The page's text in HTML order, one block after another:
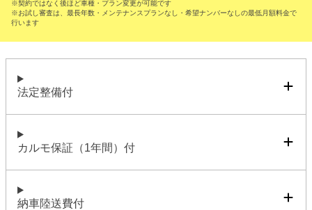
※契約ではなく後ほど車種・プラン変更が可能です
※お試し審査は、最長年数・メンテナンスプランなし・希望ナンバーなしの最低月額料金で
行います
法定整備付
カルモ保証（1年間）付
納車陸送費付